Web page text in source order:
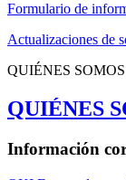
Formulario de
Actualizaciones de
QUIÉNES SOMOS
QUIÉNES
Información